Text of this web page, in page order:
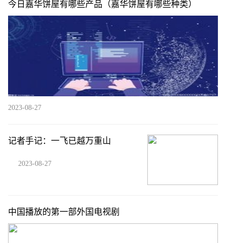
今日嘉华饼屋有哪些产品（嘉华饼屋有哪些种类）
2023-08-27
记者手记：一飞已越万重山
2023-08-27
中国播放的第一部外国电视剧